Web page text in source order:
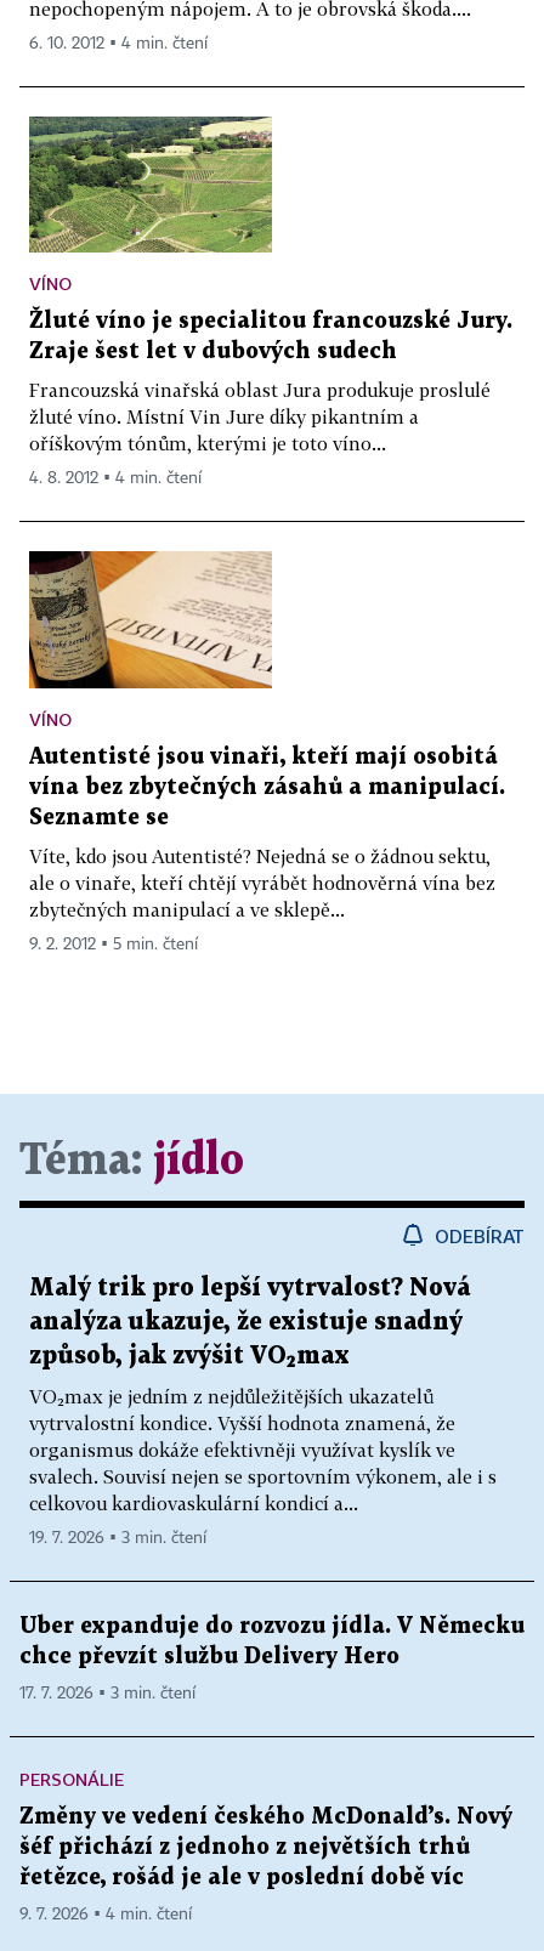
nepochopeným nápojem. A to je obrovská škoda....
6. 10. 2012 ▪ 4 min. čtení
VÍNO
Žluté víno je specialitou francouzské Jury.
Zraje šest let v dubových sudech
Francouzská vinařská oblast Jura produkuje proslulé
žluté víno. Místní Vin Jure díky pikantním a
oříškovým tónům, kterými je toto víno...
4. 8. 2012 ▪ 4 min. čtení
VÍNO
Autentisté jsou vinaři, kteří mají osobitá
vína bez zbytečných zásahů a manipulací.
Seznamte se
Víte, kdo jsou Autentisté? Nejedná se o žádnou sektu,
ale o vinaře, kteří chtějí vyrábět hodnověrná vína bez
zbytečných manipulací a ve sklepě...
9. 2. 2012 ▪ 5 min. čtení
Téma: jídlo
ODEBÍRAT
Malý trik pro lepší vytrvalost? Nová
analýza ukazuje, že existuje snadný
způsob, jak zvýšit VO₂max
VO₂max je jedním z nejdůležitějších ukazatelů
vytrvalostní kondice. Vyšší hodnota znamená, že
organismus dokáže efektivněji využívat kyslík ve
svalech. Souvisí nejen se sportovním výkonem, ale i s
celkovou kardiovaskulární kondicí a...
19. 7. 2026 ▪ 3 min. čtení
Uber expanduje do rozvozu jídla. V Německu
chce převzít službu Delivery Hero
17. 7. 2026 ▪ 3 min. čtení
PERSONÁLIE
Změny ve vedení českého McDonald’s. Nový
šéf přichází z jednoho z největších trhů
řetězce, rošád je ale v poslední době víc
9. 7. 2026 ▪ 4 min. čtení